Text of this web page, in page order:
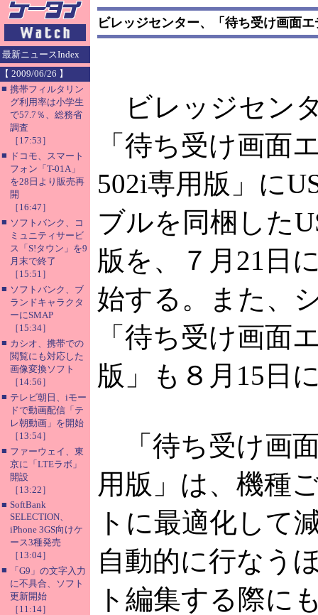
最新ニュースIndex
【 2009/06/26 】
■ 携帯フィルタリン
グ利用率は小学生
で57.7％、総務省
調査
［17:53］
■ ドコモ、スマート
フォン「T-01A」
を28日より販売再
開
［16:47］
■ ソフトバンク、コ
ミュニティサービ
ス「S!タウン」を9
月末で終了
［15:51］
■ ソフトバンク、ブ
ランドキャラクタ
ーにSMAP
［15:34］
■ カシオ、携帯での
閲覧にも対応した
画像変換ソフト
［14:56］
■ テレビ朝日、iモー
ドで動画配信「テ
レ朝動画」を開始
［13:54］
■ ファーウェイ、東
京に「LTEラボ」
開設
［13:22］
■ SoftBank
SELECTION、
iPhone 3GS向けケ
ース3種発売
［13:04］
■
「G9」の文字入力
に不具合、ソフト
更新開始
［11:14］
ビレッジセンター、「待ち受け画面
ビレッジセン
「待ち受け画面
502i専用版」に
ブルを同梱した
版を、７月21日
始する。また、
「待ち受け画面
版」も８月15日
「待ち受け画
用版」は、機種
トに最適化して
自動的に行なう
ト編集する際に